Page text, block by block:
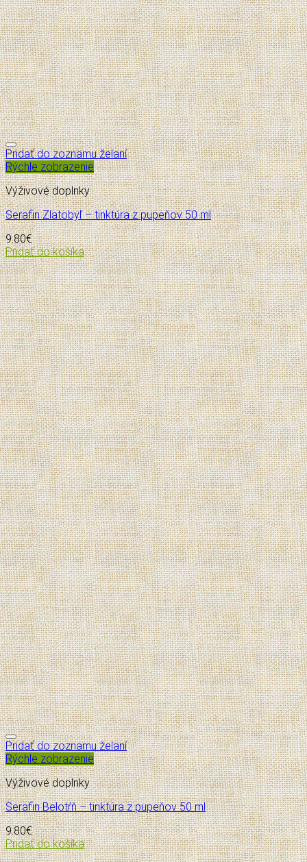
Pridať do zoznamu želaní
Rýchle zobrazenie
Výživové doplnky
Serafin Zlatobyľ – tinktúra z pupeňov 50 ml
9.80€
Pridať do košíka
Pridať do zoznamu želaní
Rýchle zobrazenie
Výživové doplnky
Serafin Belotŕň – tinktúra z pupeňov 50 ml
9.80€
Pridať do košíka